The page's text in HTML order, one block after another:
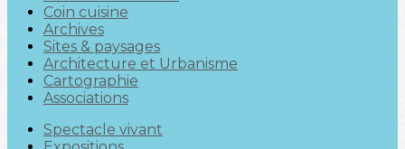
Coin cuisine
Archives
Sites & paysages
Architecture et Urbanisme
Cartographie
Associations
Spectacle vivant